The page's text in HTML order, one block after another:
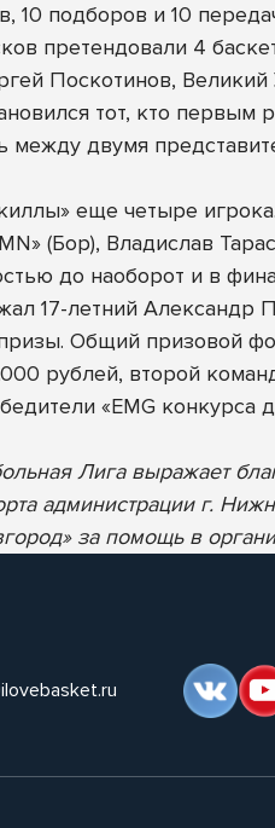
10 подборов и 10
претендовали 4
Поскотинов,
тот, кто
двумя
еще четыре
(Бор), Владислав
до наоборот и в
17-летний Александр
Общий призовой
рублей, второй
«EMG конкурса
Лига выражает
администрации г.
за помощь в